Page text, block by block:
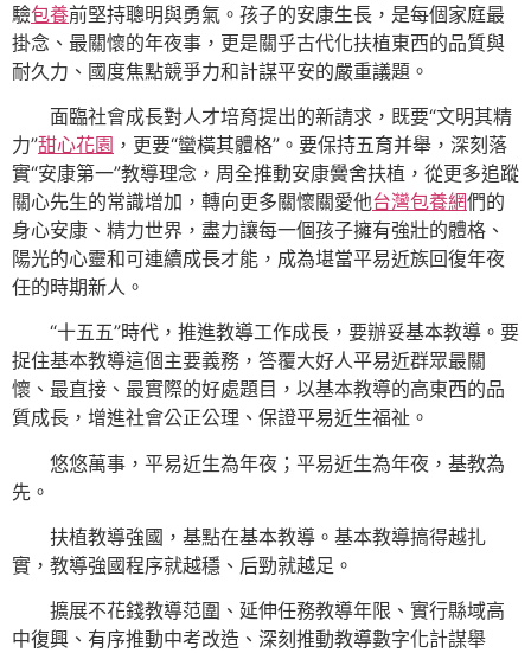
驗包養前堅持聰明與勇氣。孩子的安康生長，是每個家庭最
掛念、最關懷的年夜事，更是關乎古代化扶植東西的品質與
耐久力、國度焦點競爭力和計謀平安的嚴重議題。
面臨社會成長對人才培育提出的新請求，既要“文明其精
力”甜心花園 ，更要“蠻橫其體格”。要保持五育并舉，深刻落
實“安康第一”教導理念，周全推動安康黌舍扶植，從更多追蹤
關心先生的常識增加，轉向更多關懷關愛他台灣包養網們的
身心安康、精力世界，盡力讓每一個孩子擁有強壯的體格、
陽光的心靈和可連續成長才能，成為堪當平易近族回復年夜
任的時期新人。
“十五五”時代，推進教導工作成長，要辦妥基本教導。要
捉住基本教導這個主要義務，答覆大好人平易近群眾最關
懷、最直接、最實際的好處題目，以基本教導的高東西的品
質成長，增進社會公正公理、保證平易近生福祉。
悠悠萬事，平易近生為年夜；平易近生為年夜，基教為
先。
扶植教導強國，基點在基本教導。基本教導搞得越扎
實，教導強國程序就越穩、后勁就越足。
擴展不花錢教導范圍、延伸任務教導年限、實行縣域高
中復興、有序推動中考改造、深刻推動教導數字化計謀舉